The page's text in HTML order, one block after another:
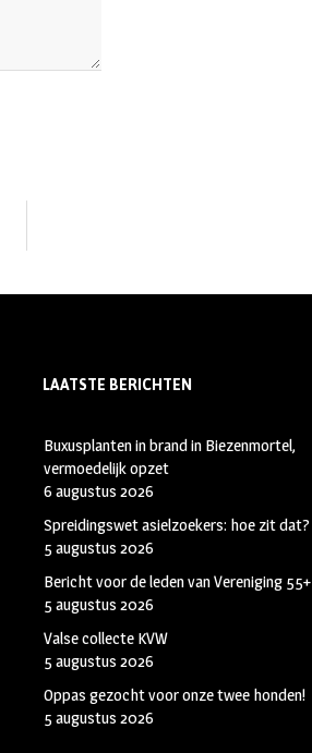
LAATSTE BERICHTEN
Buxusplanten in brand in Biezenmortel,
vermoedelijk opzet
6 augustus 2026
Spreidingswet asielzoekers: hoe zit dat?
5 augustus 2026
Bericht voor de leden van Vereniging 55+
5 augustus 2026
Valse collecte KVW
5 augustus 2026
Oppas gezocht voor onze twee honden!
5 augustus 2026